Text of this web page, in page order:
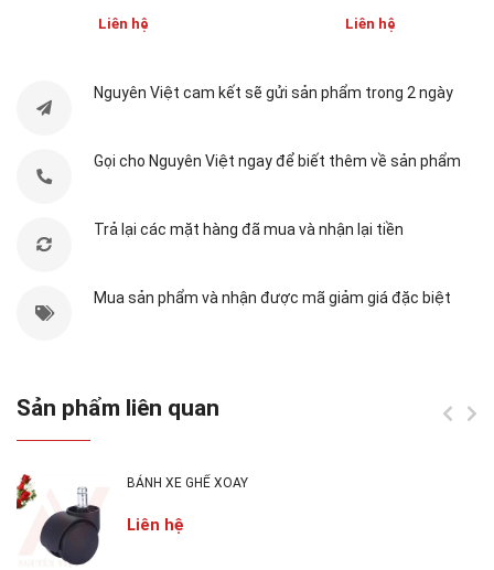
tiết trên phần hình ảnh
Tiêu chuẩn chất lượng:test hoạt động 50.000 lần
Liên hệ Liên hệ
Nguyên Việt cam kết sẽ gửi sản phẩm trong 2 ngày
Gọi cho Nguyên Việt ngay để biết thêm về sản phẩm
Trả lại các mặt hàng đã mua và nhận lại tiền
Mua sản phẩm và nhận được mã giảm giá đặc biệt
Sản phẩm liên quan
BÁNH XE GHẾ XOAY
Liên hệ